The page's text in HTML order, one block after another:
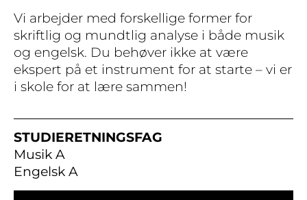
Vi arbejder med forskellige former for
skriftlig og mundtlig analyse i både musik
og engelsk. Du behøver ikke at være
ekspert på et instrument for at starte – vi er
i skole for at lære sammen!
STUDIERETNINGSFAG
Musik A
Engelsk A